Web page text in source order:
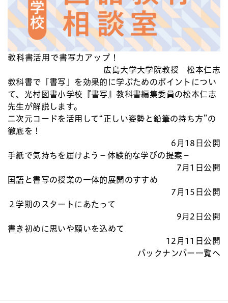
教科書活用で書写力アップ！
広島大学大学院教授 松本仁志
教科書で「書写」を効果的に学ぶためのポイントについ
て、光村図書小学校『書写』教科書編集委員の松本仁志
先生が解説します。
二次元コードを活用して“正しい姿勢と鉛筆の持ち方”の
徹底を！
6月18日公開
手紙で気持ちを届けよう－体験的な学びの提案－
7月1日公開
国語と書写の授業の一体的展開のすすめ
7月15日公開
２学期のスタートにあたって
9月2日公開
書き初めに思いや願いを込めて
12月11日公開
バックナンバー一覧へ